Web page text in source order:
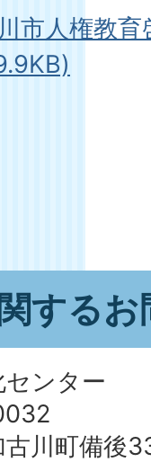
市人権教
する
ンター
川町備後